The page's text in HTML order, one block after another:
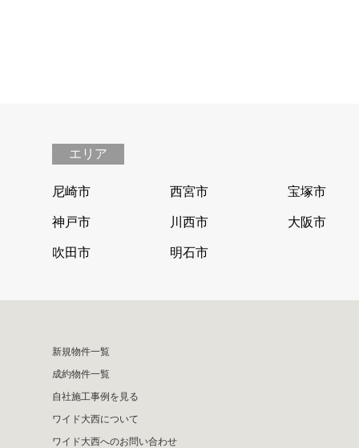
エリア
尼崎市 西宮市 宝塚市
神戸市 川西市 大阪市
吹田市 明石市
新規物件一覧
成約物件一覧
自社施工事例を見る
ワイド大西について
ワイド大西へのお問い合わせ